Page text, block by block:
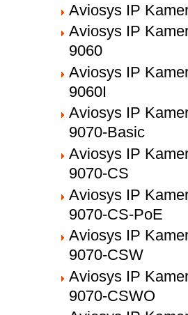
Aviosys IP
Aviosys IP
9060
Aviosys IP
9060I
Aviosys IP
9070-Basic
Aviosys IP
9070-CS
Aviosys IP
9070-CS-PoE
Aviosys IP
9070-CSW
Aviosys IP
9070-CSWO